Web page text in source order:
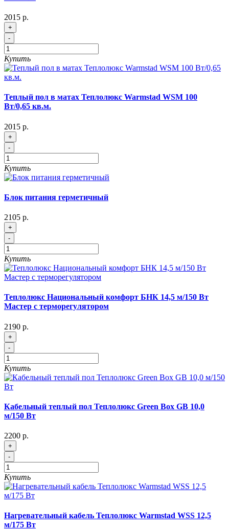
2015 р.
+
-
Купить
Теплый пол в матах Теплолюкс Warmstad WSM 100
Вт/0,65 кв.м.
2015 р.
+
-
Купить
Блок питания герметичный
2105 р.
+
-
Купить
Теплолюкс Национальный комфорт БНК 14,5 м/150 Вт
Мастер с терморегулятором
2190 р.
+
-
Купить
Кабельный теплый пол Теплолюкс Green Box GB 10,0
м/150 Вт
2200 р.
+
-
Купить
Нагревательный кабель Теплолюкс Warmstad WSS 12,5
м/175 Вт